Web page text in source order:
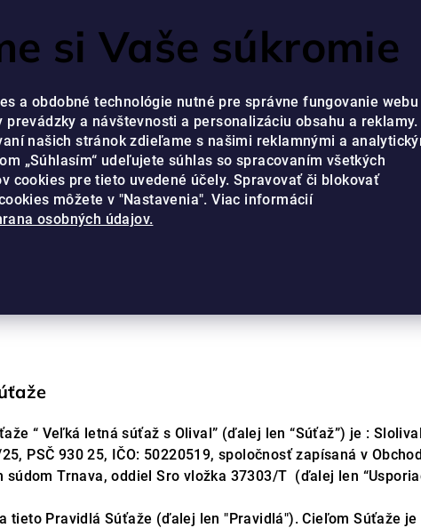
si Vaše súkromie
a obdobné technológie nutné pre správne fungovanie webu
prevádzky a návštevnosti a personalizáciu obsahu a reklamy.
našich stránok zdieľame s našimi reklamnými a
„Súhlasím“ udeľujete súhlas so spracovaním všetkých
cookies pre tieto uvedené účely. Spravovať či blokovať
môžete v "Nastavenia". Viac informácií
osobných údajov.
SERVIS JE PRIPRAVENÝ VÁM POMÔCŤ OD PONDELKA DO PIATKA V
s Olival -
“ Veľká letná súťaž s Olival” (ďalej len “Súťaž”) je :
PSČ 930 25, IČO: 50220519, spoločnosť zapísaná v
súdom Trnava, oddiel Sro vložka 37303/T (ďalej len
tieto Pravidlá Súťaže (ďalej len "Pravidlá"). Cieľom Súťaže